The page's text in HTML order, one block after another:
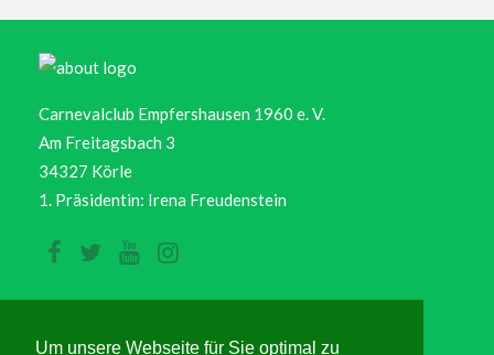
Um unsere Webseite für Sie optimal zu
Carnevalclub Empfershausen 1960 e. V.
Am Freitagsbach 3
34327 Körle
1. Präsidentin: Irena Freudenstein